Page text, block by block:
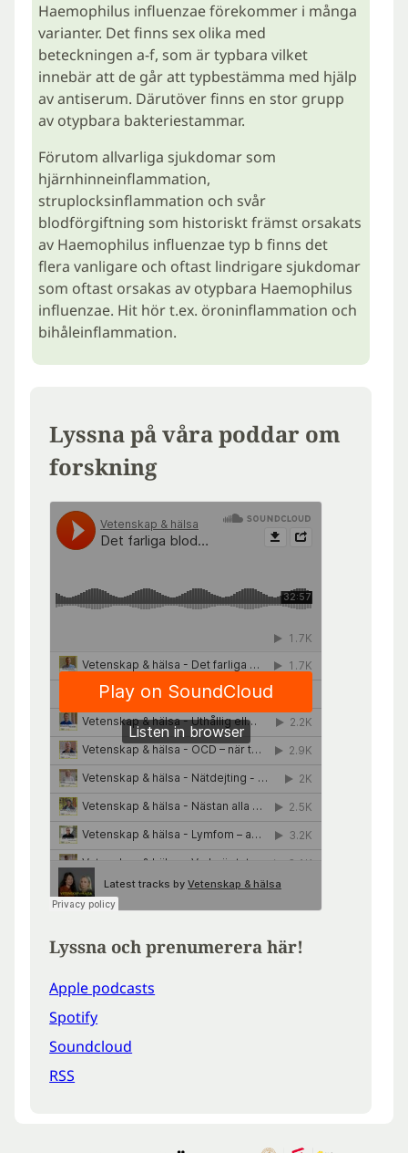
Haemophilus influenzae förekommer i många
varianter. Det finns sex olika med
beteckningen a-f, som är typbara vilket
innebär att de går att typbestämma med hjälp
av antiserum. Därutöver finns en stor grupp
av otypbara bakteriestammar.
Förutom allvarliga sjukdomar som
hjärnhinneinflammation,
struplocksinflammation och svår
blodförgiftning som historiskt främst orsakats
av Haemophilus influenzae typ b finns det
flera vanligare och oftast lindrigare sjukdomar
som oftast orsakas av otypbara Haemophilus
influenzae. Hit hör t.ex. öroninflammation och
bihåleinflammation.
Lyssna på våra poddar om
forskning
Lyssna och prenumerera här!
Apple podcasts
Spotify
Soundcloud
RSS